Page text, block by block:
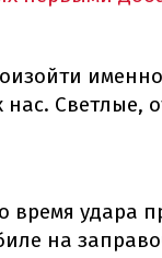
нас. Светлые,
время удара
на